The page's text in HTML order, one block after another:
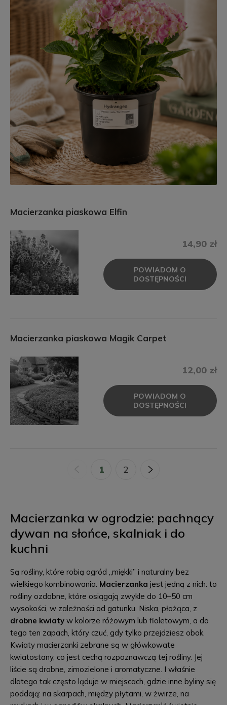
Macierzanka piaskowa Elfin
14,90 zł
POWIADOM O
DOSTĘPNOŚCI
Macierzanka piaskowa Magik Carpet
12,00 zł
POWIADOM O
DOSTĘPNOŚCI
« 1 2 »
Macierzanka w ogrodzie: pachnący
dywan na słońce, skalniak i do
kuchni
Są rośliny, które robią ogród „miękki” i naturalny bez
wielkiego kombinowania. Macierzanka jest jedną z nich: to
rośliny ozdobne, które osiągają zwykle do 10–50 cm
wysokości, w zależności od gatunku. Niska, płożąca, z
drobne kwiaty w kolorze różowym lub fioletowym, a do
tego ten zapach, który czuć, gdy tylko przejdziesz obok.
Kwiaty macierzanki zebrane są w główkowate
kwiatostany, co jest cechą rozpoznawczą tej rośliny. Jej
liście są drobne, zimozielone i aromatyczne. I właśnie
dlatego tak często ląduje w miejscach, gdzie inne byliny się
poddają: na skarpach, między płytami, w żwirze, na